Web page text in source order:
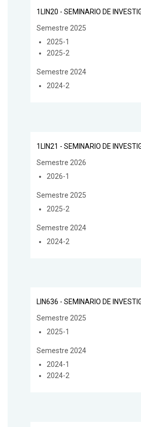
1LIN20 - SEMINARIO DE
Semestre 2025
2025-1
2025-2
Semestre 2024
2024-2
1LIN21 - SEMINARIO DE
Semestre 2026
2026-1
Semestre 2025
2025-2
Semestre 2024
2024-2
LIN636 - SEMINARIO DE
Semestre 2025
2025-1
Semestre 2024
2024-1
2024-2